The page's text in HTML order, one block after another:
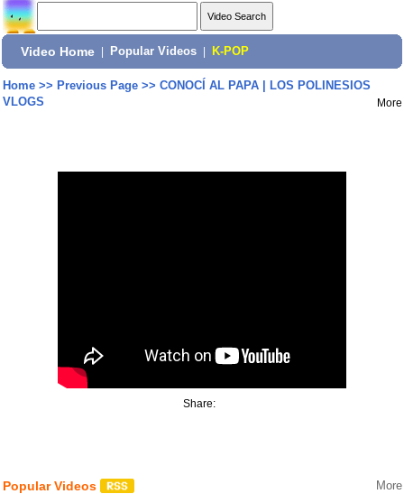
Video Home Popular Videos K-POP
Home>> Previous Page>> CONOCÍ AL PAPA | LOS POLINESIOS
VLOGS
More
Share:
Popular Videos More